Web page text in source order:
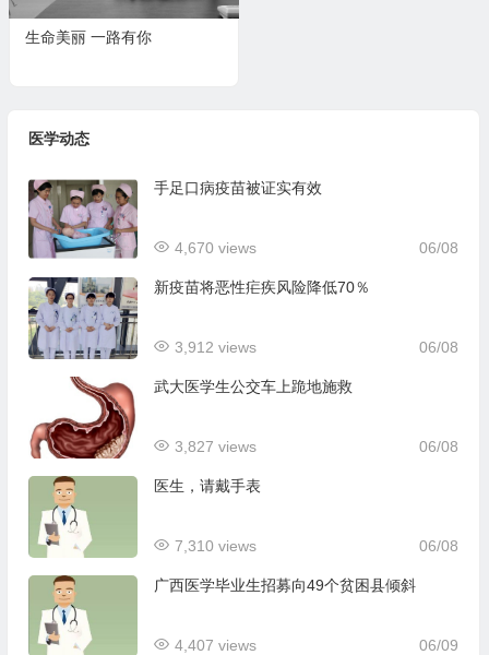
生命美丽 一路有你
医学动态
手足口病疫苗被证实有效
06/08
4,670 views
新疫苗将恶性疟疾风险降低70％
06/08
3,912 views
武大医学生公交车上跪地施救
06/08
3,827 views
医生，请戴手表
06/08
7,310 views
广西医学毕业生招募向49个贫困县倾斜
06/09
4,407 views